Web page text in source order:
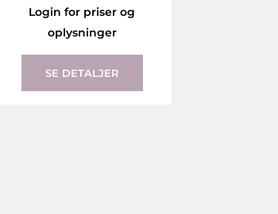
Login for priser og
oplysninger
SE DETALJER